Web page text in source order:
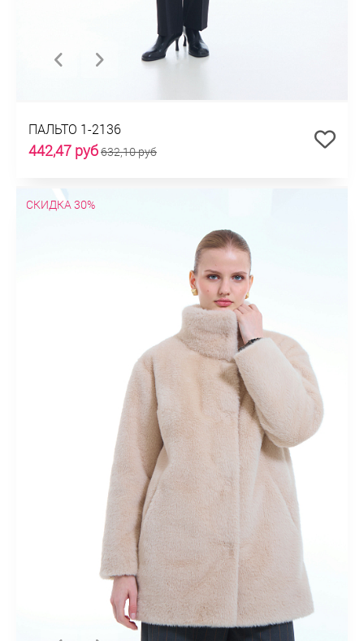
ПАЛЬТО 1-2136
442,47 руб632,10 руб
СКИДКА 30%